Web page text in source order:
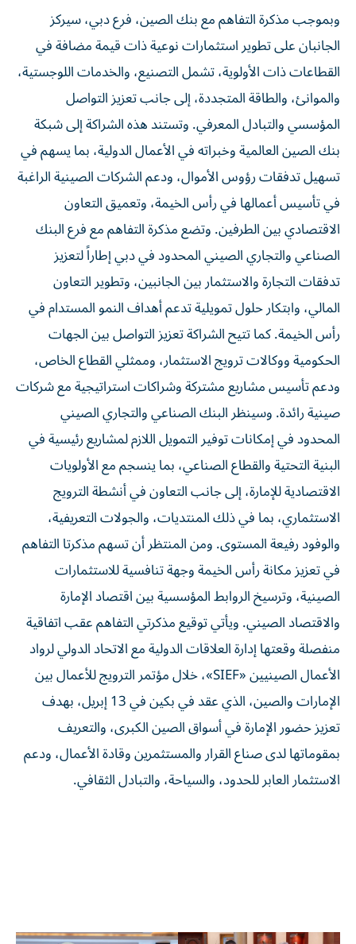
وبموجب مذكرة التفاهم مع بنك الصين، فرع دبي، سيركز
الجانبان على تطوير استثمارات نوعية ذات قيمة مضافة في
القطاعات ذات الأولوية، تشمل التصنيع، والخدمات اللوجستية،
والموانئ، والطاقة المتجددة، إلى جانب تعزيز التواصل
المؤسسي والتبادل المعرفي. وتستند هذه الشراكة إلى شبكة
بنك الصين العالمية وخبراته في الأعمال الدولية، بما يسهم في
تسهيل تدفقات رؤوس الأموال، ودعم الشركات الصينية الراغبة
في تأسيس أعمالها في رأس الخيمة، وتعميق التعاون
الاقتصادي بين الطرفين. وتضع مذكرة التفاهم مع فرع البنك
الصناعي والتجاري الصيني المحدود في دبي إطاراً لتعزيز
تدفقات التجارة والاستثمار بين الجانبين، وتطوير التعاون
المالي، وابتكار حلول تمويلية تدعم أهداف النمو المستدام في
رأس الخيمة. كما تتيح الشراكة تعزيز التواصل بين الجهات
الحكومية ووكالات ترويج الاستثمار، وممثلي القطاع الخاص،
ودعم تأسيس مشاريع مشتركة وشراكات استراتيجية مع شركات
صينية رائدة. وسينظر البنك الصناعي والتجاري الصيني
المحدود في إمكانات توفير التمويل اللازم لمشاريع رئيسية في
البنية التحتية والقطاع الصناعي، بما ينسجم مع الأولويات
الاقتصادية للإمارة، إلى جانب التعاون في أنشطة الترويج
الاستثماري، بما في ذلك المنتديات، والجولات التعريفية،
والوفود رفيعة المستوى. ومن المنتظر أن تسهم مذكرتا التفاهم
في تعزيز مكانة رأس الخيمة وجهة تنافسية للاستثمارات
الصينية، وترسيخ الروابط المؤسسية بين اقتصاد الإمارة
والاقتصاد الصيني. ويأتي توقيع مذكرتي التفاهم عقب اتفاقية
منفصلة وقعتها إدارة العلاقات الدولية مع الاتحاد الدولي لرواد
الأعمال الصينيين «SIEF»، خلال مؤتمر الترويج للأعمال بين
الإمارات والصين، الذي عقد في بكين في 13 إبريل، بهدف
تعزيز حضور الإمارة في أسواق الصين الكبرى، والتعريف
بمقوماتها لدى صناع القرار والمستثمرين وقادة الأعمال، ودعم
الاستثمار العابر للحدود، والسياحة، والتبادل الثقافي.